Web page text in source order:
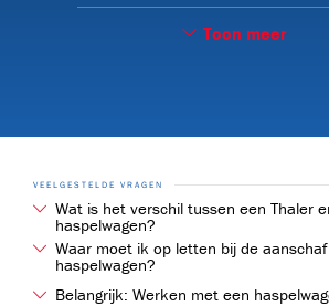
Toon meer
VEELGESTELDE VRAGEN
Wat is het verschil tussen een Thaler
haspelwagen?
De producten van Thaler en Bagela zijn van
Waar moet ik op letten bij de
haspelwagen?
Belangrijk: Werken met een